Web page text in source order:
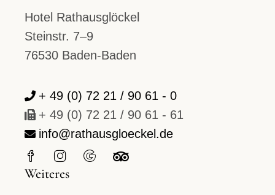
Hotel Rathausglöckel
Steinstr. 7–9
76530 Baden-Baden
+ 49 (0) 72 21 / 90 61 - 0
+ 49 (0) 72 21 / 90 61 - 61
info@rathausgloeckel.de
Weiteres